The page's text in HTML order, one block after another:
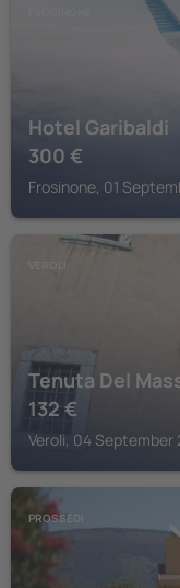
Hotel Garibaldi
300 €
Frosinone, 01
Tenuta Del
132 €
Veroli, 04
PROSSEDI